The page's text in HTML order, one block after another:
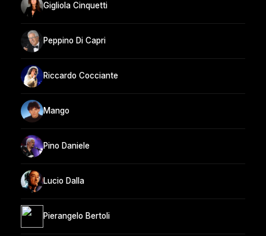
Gigliola Cinquetti
Peppino Di Capri
Riccardo Cocciante
Mango
Pino Daniele
Lucio Dalla
Pierangelo Bertoli